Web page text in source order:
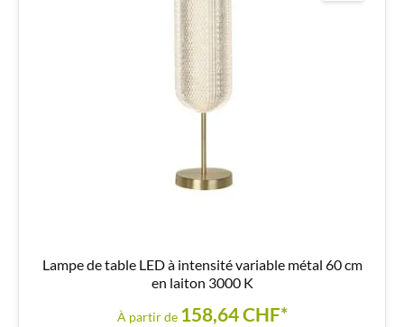
Lampe de table LED à intensité variable métal 60 cm
en laiton 3000 K
À partir de 158,64 CHF*